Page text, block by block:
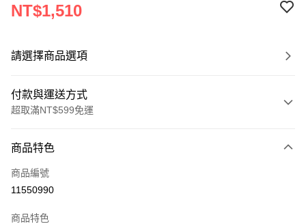
NT$1,510
請選擇商品選項
付款與運送方式
超取滿NT$599免運
信用卡一次付款
超商取貨付款
商品特色
商品編號
11550990
商品特色